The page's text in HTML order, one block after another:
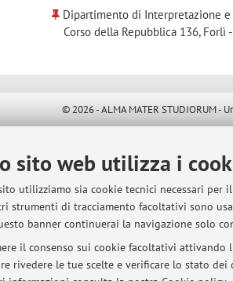
sito web utilizza i
utilizziamo sia cookie tecnici necessari
strumenti di tracciamento facoltativi sono
banner continuerai la navigazione solo
il consenso sui cookie facoltativi attivando
rivedere le tue scelte e verificare lo stato
Dipartimento di Interpretazione e
Corso della Repubblica 136, Forlì -
© 2026 - ALMA MATER STUDIORUM -